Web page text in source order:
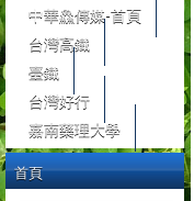
中華鱻傳媒-首頁
台灣高鐵
臺鐵
台灣好行
嘉南藥理大學
首頁